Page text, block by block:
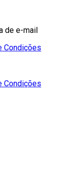
de e-mail
Condições
Condições